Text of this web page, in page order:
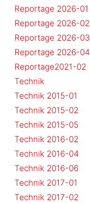
Reportage 2026-01
Reportage 2026-02
Reportage 2026-03
Reportage 2026-04
Reportage2021-02
Technik
Technik 2015-01
Technik 2015-02
Technik 2015-05
Technik 2016-02
Technik 2016-04
Technik 2016-06
Technik 2017-01
Technik 2017-02